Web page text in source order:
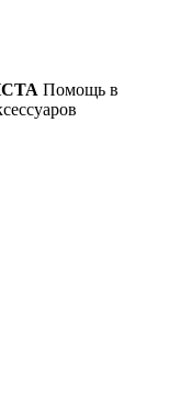
Помощь в